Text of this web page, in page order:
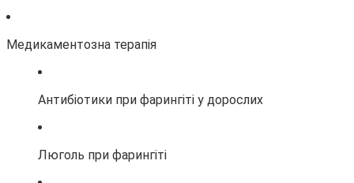
Медикаментозна терапія
Антибіотики при фарингіті у дорослих
Люголь при фарингіті